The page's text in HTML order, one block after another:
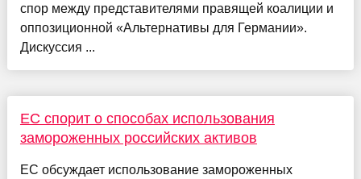
спор между представителями правящей коалиции и
оппозиционной «Альтернативы для Германии».
Дискуссия ...
ЕС спорит о способах использования
замороженных российских активов
ЕС обсуждает использование замороженных